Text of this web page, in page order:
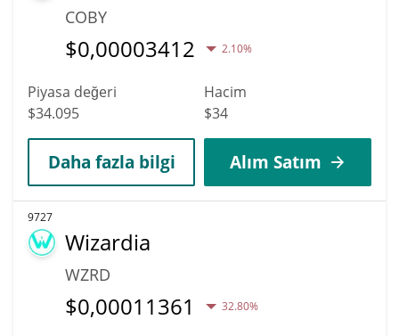
COBY
$0,00003412 2.10%
Piyasa değeri
$34.095
Hacim
$34
Daha fazla bilgi Alım Satım
9727
Wizardia
WZRD
$0,00011361 32.80%